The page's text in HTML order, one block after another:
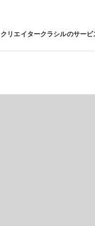
クリエイタークラシルのサービ